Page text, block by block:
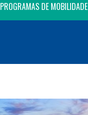
PROGRAMAS DE MOBILIDADE